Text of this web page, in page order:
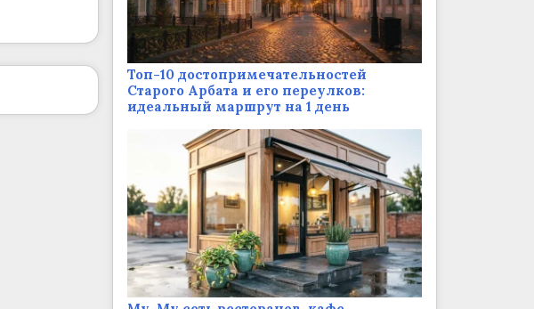
Топ-10 достопримечательностей
Старого Арбата и его переулков:
идеальный маршрут на 1 день